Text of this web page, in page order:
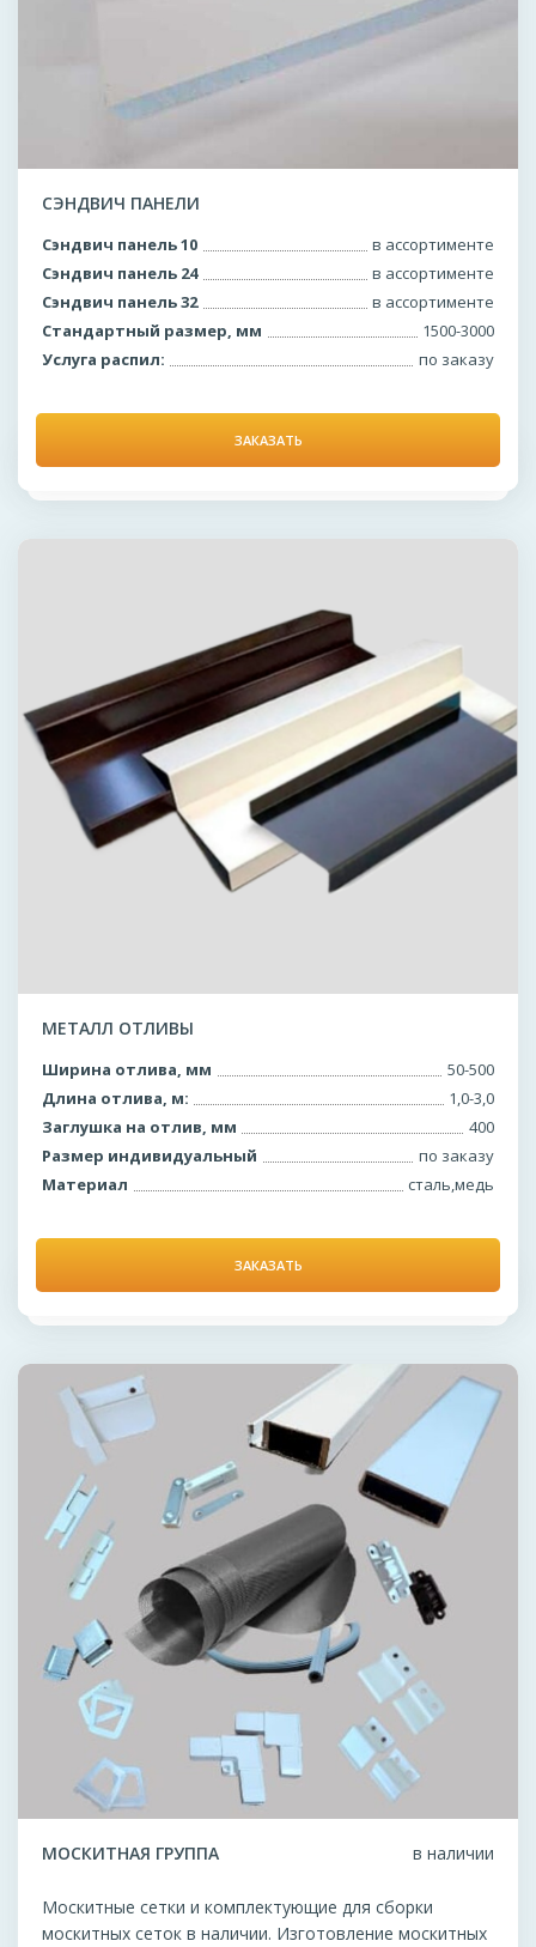
СЭНДВИЧ ПАНЕЛИ
Сэндвич панель 10
в ассортименте
Сэндвич панель 24
в ассортименте
Сэндвич панель 32
в ассортименте
Стандартный размер, мм
1500-3000
Услуга распил:
по заказу
ЗАКАЗАТЬ
МЕТАЛЛ ОТЛИВЫ
Ширина отлива, мм
50-500
Длина отлива, м:
1,0-3,0
Заглушка на отлив, мм
400
Размер индивидуальный
по заказу
Материал
сталь,медь
ЗАКАЗАТЬ
МОСКИТНАЯ ГРУППА в наличии
Москитные сетки и комплектующие для сборки
москитных сеток в наличии. Изготовление москитных